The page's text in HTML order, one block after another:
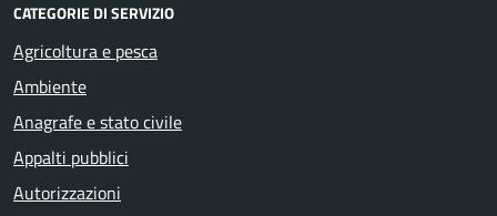
CATEGORIE DI SERVIZIO
Agricoltura e pesca
Ambiente
Anagrafe e stato civile
Appalti pubblici
Autorizzazioni